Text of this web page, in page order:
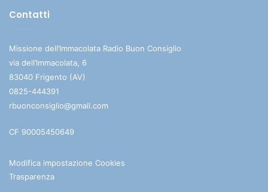
Contatti
Missione dell’Immacolata Radio Buon Consiglio
via dell’Immacolata, 6
83040 Frigento (AV)
0825-444391
rbuonconsiglio@gmail.com
CF 90005450649
Modifica impostazione Cookies
Trasparenza